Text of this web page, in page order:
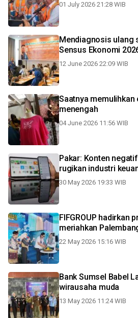
01 July 2026 21:28 WIB
Mendiagnosis ulang
Sensus Ekonomi
12 June 2026 22:09 WIB
Saatnya memulihkan
menengah
04 June 2026 11:56 WIB
Pakar: Konten
rugikan industri
30 May 2026 19:33 WIB
FIFGROUP hadirkan
meriahkan
22 May 2026 15:16 WIB
Bank Sumsel Babel
wirausaha muda
13 May 2026 11:24 WIB